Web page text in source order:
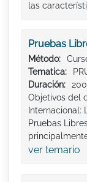
las
Pruebas
Método:
Tematica:
Duración:
Objetivos del
Pruebas
ver temario